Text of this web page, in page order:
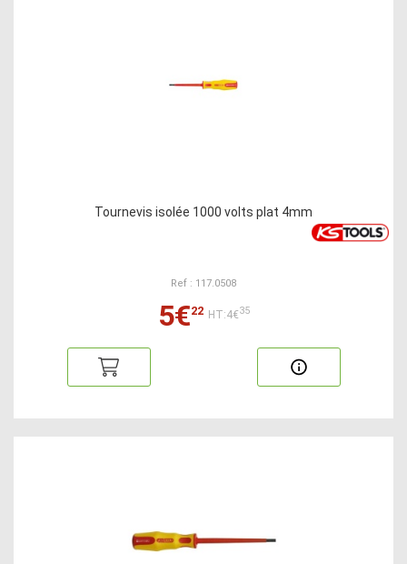
Tournevis isolée 1000 volts plat 4mm
Ref : 117.0508
5€22 HT:4€35